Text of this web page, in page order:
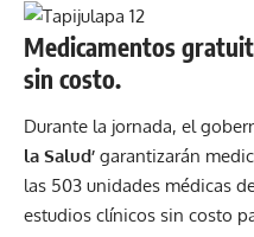
Medicamentos
sin costo.
Durante la jornada, el
la Salud’ garantizarán
las 503 unidades médicas
estudios clínicos sin costo